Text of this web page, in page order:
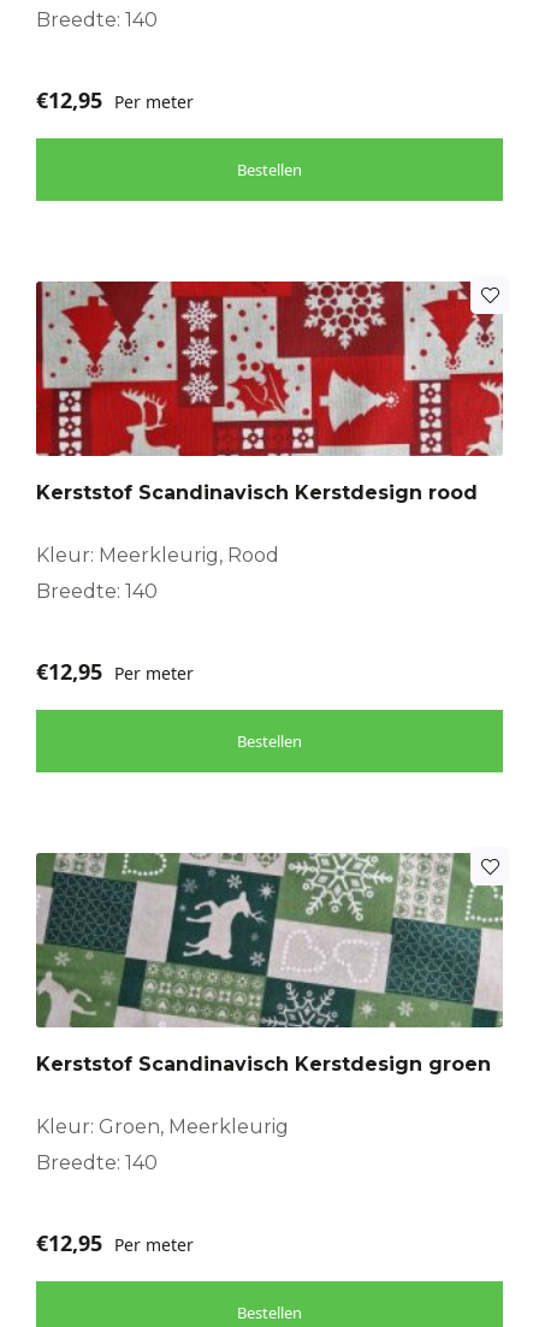
Breedte: 140
€12,95 Per meter
Bestellen
Kerststof Scandinavisch Kerstdesign rood
Kleur: Meerkleurig, Rood
Breedte: 140
€12,95 Per meter
Bestellen
Kerststof Scandinavisch Kerstdesign groen
Kleur: Groen, Meerkleurig
Breedte: 140
€12,95 Per meter
Bestellen